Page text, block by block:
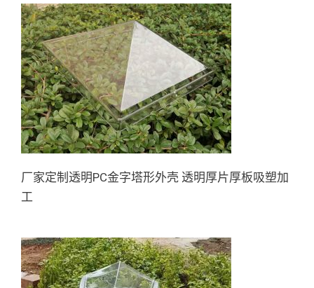
厂家定制透明PC金字塔形外壳
透明厚片厚板吸塑加工
厂家定制透明PC金字塔形外壳 透明厚片厚板吸塑加
工